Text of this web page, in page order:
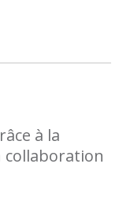
à la
collaboration